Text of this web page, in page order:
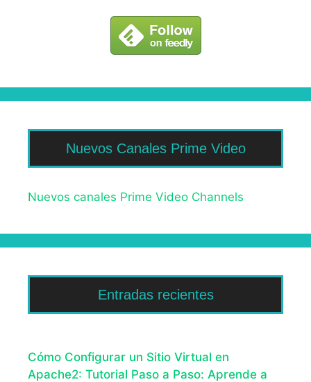
Nuevos Canales Prime Video
Nuevos canales Prime Video Channels
Entradas recientes
Cómo Configurar un Sitio Virtual en
Apache2: Tutorial Paso a Paso: Aprende a